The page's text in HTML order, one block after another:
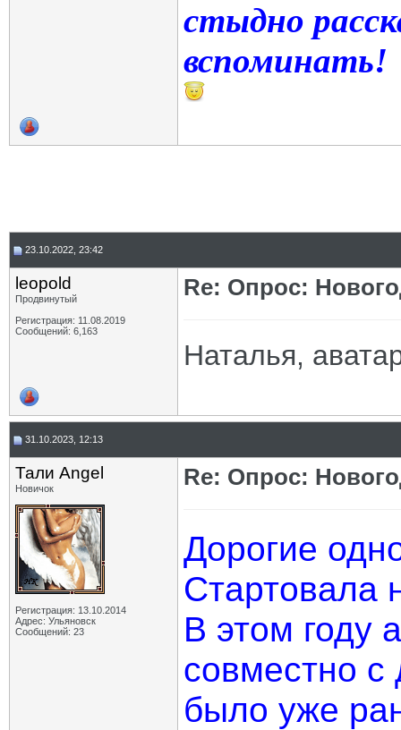
стыдно
вспоминать!
23.10.2022, 23:42
leopold
Продвинутый
Регистрация: 11.08.2019
Сообщений: 6,163
Re: Опрос:
Наталья,
31.10.2023, 12:13
Тали Angel
Новичок
Регистрация: 13.10.2014
Адрес: Ульяновск
Сообщений: 23
Re: Опрос:
Дорогие
Стартовала
В этом году
совместно с
было уже